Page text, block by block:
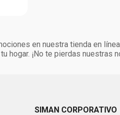
en nuestra tienda en
hogar. ¡No te pierdas nuestras
SIMAN CORPORATIVO